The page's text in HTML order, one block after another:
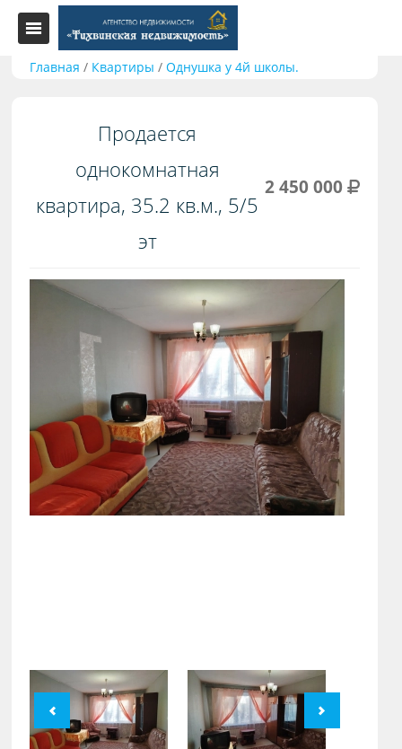
Главная / Квартиры /Однушка у 4й школы.
Продается
однокомнатная
квартира, 35.2 кв.м., 5/5
эт
2 450 000